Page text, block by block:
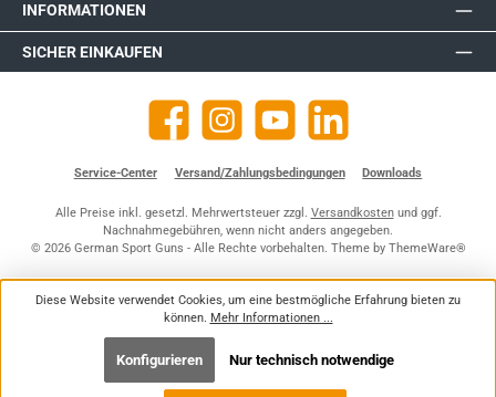
INFORMATIONEN
SICHER EINKAUFEN
Facebook Instagram YouTube https://de.linkedin.com/company/
Service-Center Versand/Zahlungsbedingungen Downloads
Alle Preise inkl. gesetzl. Mehrwertsteuer zzgl. Versandkostenund ggf.
Nachnahmegebühren, wenn nicht anders angegeben.
© 2026 German Sport Guns - Alle Rechte vorbehalten. Theme by ThemeWare®
Diese Website verwendet Cookies, um eine bestmögliche Erfahrung bieten zu
können. Mehr Informationen ...
Nur technisch notwendige
Konfigurieren